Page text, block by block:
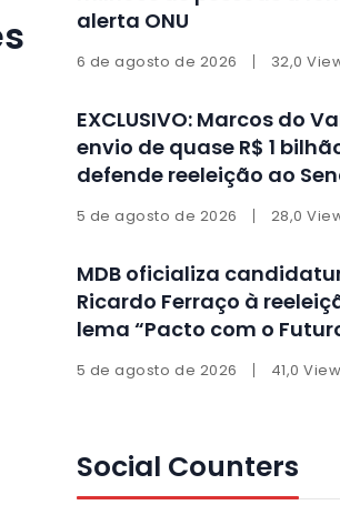
alerta ONU
6 de agosto de 2026 32,0
EXCLUSIVO: Marcos do
envio de quase R$ 1
defende reeleição ao
5 de agosto de 2026 28,0
MDB oficializa
Ricardo Ferraço à
lema “Pacto com o
5 de agosto de 2026 41,0
Social Counters